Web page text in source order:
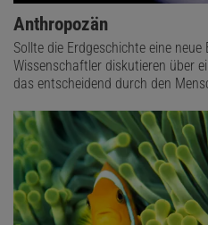
Anthropozän
Sollte die Erdgeschichte eine neue
Wissenschaftler diskutieren über
das entscheidend durch den